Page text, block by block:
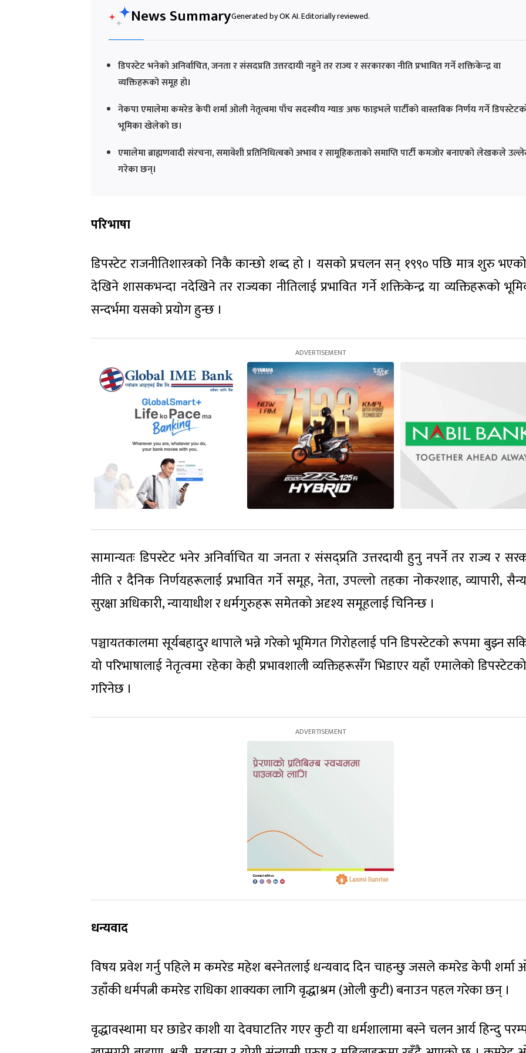
News SummaryGenerated by OK AI. Editorially reviewed.
डिपस्टेट भनेको अनिर्वाचित, जनता र संसदप्रति उत्तरदायी नहुने तर राज्य र सरकारका नीति प्रभावित गर्ने शक्तिकेन्द्र वा
व्यक्तिहरूको समूह हो।
नेकपा एमालेमा कमरेड केपी शर्मा ओली नेतृत्वमा पाँच सदस्यीय ग्याङ अफ फाइभले पार्टीको वास्तविक निर्णय गर्ने
भूमिका खेलेको छ।
एमालेमा ब्राह्मणवादी संरचना, समावेशी प्रतिनिधित्वको अभाव र सामूहिकताको समाप्ति पार्टी कमजोर बनाएको लेखकले
गरेका छन्।
परिभाषा
डिपस्टेट राजनीतिशास्त्रको निकै कान्छो शब्द हो । यसको प्रचलन सन् १९९० पछि मात्र शुरु
देखिने शासकभन्दा नदेखिने तर राज्यका नीतिलाई प्रभावित गर्ने शक्तिकेन्द्र या व्यक्तिहरूको
सन्दर्भमा यसको प्रयोग हुन्छ ।
सामान्यतः डिपस्टेट भनेर अनिर्वाचित या जनता र संसद्प्रति उत्तरदायी हुनु नपर्ने तर राज्य र
नीति र दैनिक निर्णयहरूलाई प्रभावित गर्ने समूह, नेता, उपल्लो तहका नोकरशाह, व्यापारी,
सुरक्षा अधिकारी, न्यायाधीश र धर्मगुरुहरू समेतको अदृश्य समूहलाई चिनिन्छ ।
पञ्चायतकालमा सूर्यबहादुर थापाले भन्ने गरेको भूमिगत गिरोहलाई पनि डिपस्टेटको रूपमा बुझ्न
यो परिभाषालाई नेतृत्वमा रहेका केही प्रभावशाली व्यक्तिहरूसँग भिडाएर यहाँ एमालेको
गरिनेछ ।
धन्यवाद
विषय प्रवेश गर्नु पहिले म कमरेड महेश बस्नेतलाई धन्यवाद दिन चाहन्छु जसले कमरेड केपी शर्मा
उहाँकी धर्मपत्नी कमरेड राधिका शाक्यका लागि वृद्धाश्रम (ओली कुटी) बनाउन पहल गरेका छन् ।
वृद्धावस्थामा घर छाडेर काशी या देवघाटतिर गएर कुटी या धर्मशालामा बस्ने चलन आर्य हिन्दु